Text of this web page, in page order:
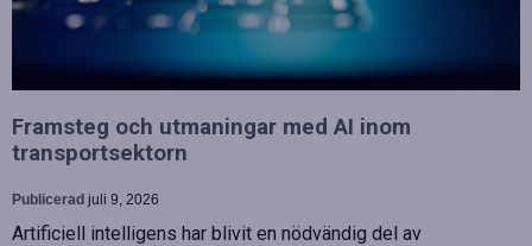
Framsteg och utmaningar med AI inom
transportsektorn
Publicerad juli 9, 2026
Artificiell intelligens har blivit en nödvändig del av